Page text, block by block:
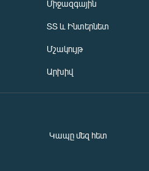
Միջազգային
ՏՏ և Ինտերնետ
Մշակույթ
Արխիվ
Կապը մեզ հետ